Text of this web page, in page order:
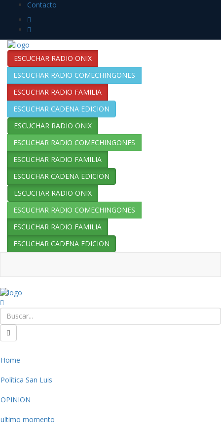
Contacto
ESCUCHAR RADIO ONIX
ESCUCHAR RADIO COMECHINGONES
ESCUCHAR RADIO FAMILIA
ESCUCHAR CADENA EDICION
ESCUCHAR RADIO ONIX
ESCUCHAR RADIO COMECHINGONES
ESCUCHAR RADIO FAMILIA
ESCUCHAR CADENA EDICION
ESCUCHAR RADIO ONIX
ESCUCHAR RADIO COMECHINGONES
ESCUCHAR RADIO FAMILIA
ESCUCHAR CADENA EDICION
Home
Política San Luis
OPINION
ultimo momento